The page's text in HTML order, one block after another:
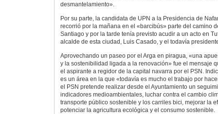
desmantelamiento».
Por su parte, la candidata de UPN a la Presidencia de
recorrió por la mañana en el «barcibús» parte del camino
Santiago y por la tarde tenía previsto acudir a un acto en
alcalde de esta ciudad, Luis Casado, y el todavía
Aprovechando un paseo por el Arga en piragua, «una
y la sostenibilidad ligada a la renovación» fue el mensaje
el aspirante a regidor de la capital navarra por el PSN.
es un área en la que «todavía es mucho el trabajo por
el PSN pretende realizar desde el Ayuntamiento un
indicadores medioambientales, luchar contra el cambio
transporte público sostenible y los carriles bici, mejorar la
potenciar la agricultura ecológica y el consumo sostenible.